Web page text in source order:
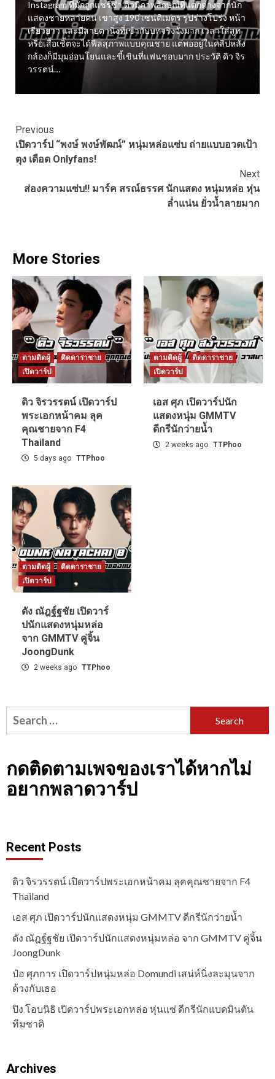
Instagram ที่มักถูกแชร์ซ้ำ ดิวมีภาพลักษณ์ที่แตกต่างจากนัก
แสดงชายหลายคน เขาสูง 190 เซนติเมตร รูปร่างโปร่ง หน้า
เรียวยาว และมีสายตานิ่งที่เข้ากับบทจริงจังมาก เวลาใส่สูท
หรือเสื้อเชิ้ตจะได้ฟีลสุภาพแบบคุณชาย แต่พออยู่ในคลิปหลัง
กล้องก็มีมุมอ่อนโยนและขี้เขินที่แฟนชอบมาก ประวัติ ดิว จิร
วรรตน์…
Continue
Reading
Previous
เปิดวาร์ป “พงษ์ พงษ์พัฒน์” หนุ่มหล่อแซ่บ ถ่ายแบบอวดเป้า
ตุง เดือด Onlyfans!
Next
ส่องความแซ่บ!! มาร์ค สรณ์ธรรศ นักแสดง หนุ่มหล่อ หุ่น
ล่ำแน่น ยั่วน้ำลายมาก
More Stories
ตามติดผู้
ติดดาราชาย
เปิดวาร์ป
ดิว จิรวรรตน์ เปิดวาร์ป
พระเอกหน้าคม ลุค
คุณชายจาก F4
Thailand
5 days ago TTPhoo
ตามติดผู้
ติดดาราชาย
เปิดวาร์ป
เอส ศุภ เปิดวาร์ปนัก
แสดงหนุ่ม GMMTV
ดีกรีนักว่ายน้ำ
2 weeks ago TTPhoo
ตามติดผู้
ติดดาราชาย
เปิดวาร์ป
ดัง ณัฎฐ์ฐชัย เปิดวาร์
ปนักแสดงหนุ่มหล่อ
จาก GMMTV คู่จิ้น
JoongDunk
2 weeks ago TTPhoo
Search
for:
กดติดตามเพจของเราได้หากไม่
อยากพลาดวาร์ป
Recent Posts
ดิว จิรวรรตน์ เปิดวาร์ปพระเอกหน้าคม ลุคคุณชายจาก F4
Thailand
เอส ศุภ เปิดวาร์ปนักแสดงหนุ่ม GMMTV ดีกรีนักว่ายน้ำ
ดัง ณัฎฐ์ฐชัย เปิดวาร์ปนักแสดงหนุ่มหล่อ จาก GMMTV คู่จิ้น
JoongDunk
ป๋อ ศุภการ เปิดวาร์ปหนุ่มหล่อ Domundi เสน่ห์นิ่งละมุนจาก
ด้วงกับเธอ
ปิง โอบนิธิ เปิดวาร์ปพระเอกหล่อ หุ่นแซ่ ดีกรีนักแบดมินตัน
ทีมชาติ
Archives